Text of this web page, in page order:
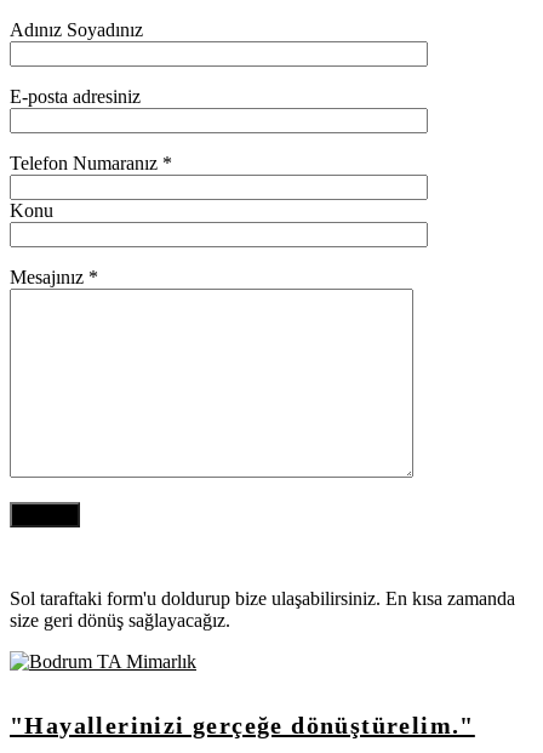
Adınız Soyadınız
E-posta adresiniz
Telefon Numaranız *
Konu
Mesajınız *
Sol taraftaki form'u doldurup bize ulaşabilirsiniz. En kısa zamanda
size geri dönüş sağlayacağız.
"Hayallerinizi gerçeğe dönüştürelim."